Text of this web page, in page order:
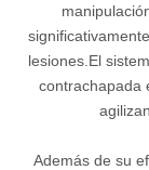
lesiones.El
contrachapada
Además de su